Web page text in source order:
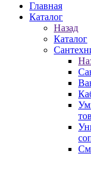
Главная
Каталог
Назад
Каталог